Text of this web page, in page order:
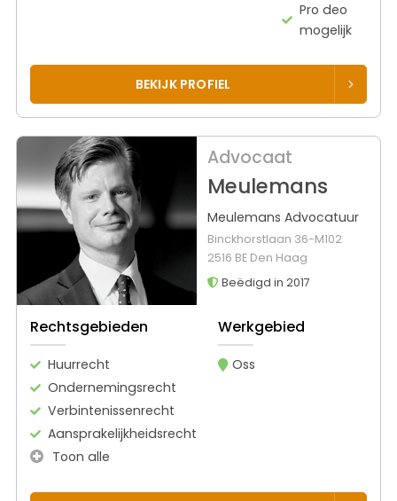
Pro deo
mogelijk
BEKIJK PROFIEL
Advocaat
Meulemans
Meulemans Advocatuur
Binckhorstlaan 36-M102
2516 BE Den Haag
Beëdigd in 2017
Rechtsgebieden
Huurrecht
Ondernemingsrecht
Verbintenissenrecht
Aansprakelijkheidsrecht
Toon alle
Werkgebied
Oss